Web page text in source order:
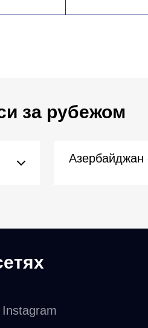
за рубежом
Instagram